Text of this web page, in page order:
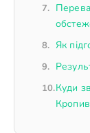
Як
Куди